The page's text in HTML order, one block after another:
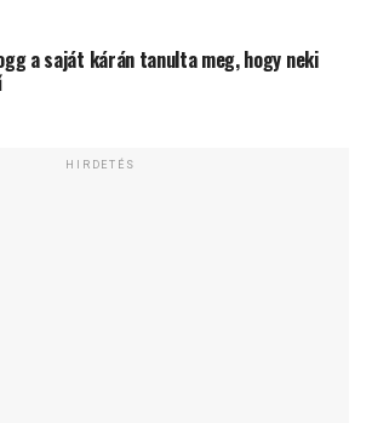
a saját kárán tanulta meg, hogy neki
HIRDETÉS